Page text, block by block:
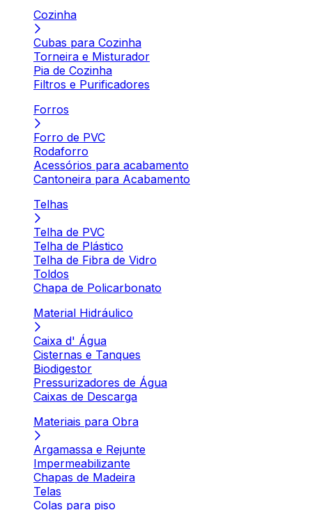
Cozinha
Cubas para Cozinha
Torneira e Misturador
Pia de Cozinha
Filtros e Purificadores
Forros
Forro de PVC
Rodaforro
Acessórios para acabamento
Cantoneira para Acabamento
Telhas
Telha de PVC
Telha de Plástico
Telha de Fibra de Vidro
Toldos
Chapa de Policarbonato
Material Hidráulico
Caixa d' Água
Cisternas e Tanques
Biodigestor
Pressurizadores de Água
Caixas de Descarga
Materiais para Obra
Argamassa e Rejunte
Impermeabilizante
Chapas de Madeira
Telas
Colas para piso